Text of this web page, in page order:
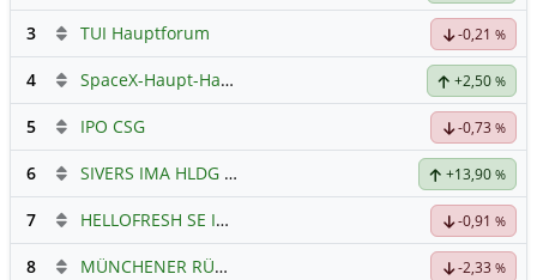
3 TUI Hauptforum -0,21 %
4 SpaceX-Haupt-Hauptforum +2,50 %
5 IPO CSG -0,73 %
6 SIVERS IMA HLDG Hauptdiskussion +13,90 %
7 HELLOFRESH SE INH O.N. -0,91 %
8 MÜNCHENER RÜCK -2,33 %